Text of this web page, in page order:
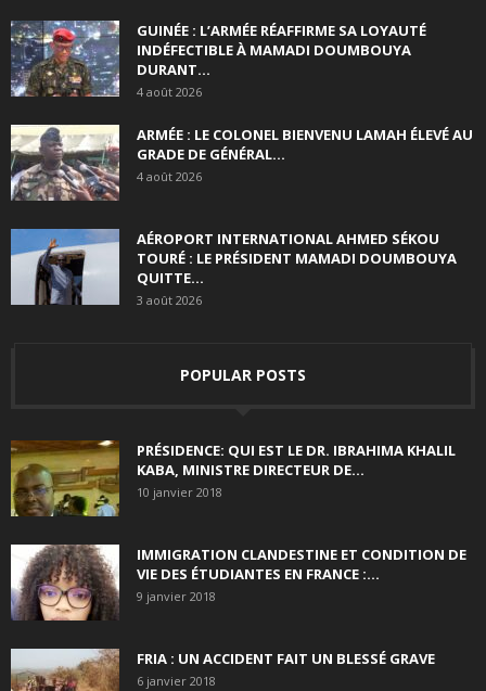
GUINÉE : L’ARMÉE RÉAFFIRME SA LOYAUTÉ
INDÉFECTIBLE À MAMADI DOUMBOUYA
DURANT...
4 août 2026
ARMÉE : LE COLONEL BIENVENU LAMAH ÉLEVÉ AU
GRADE DE GÉNÉRAL...
4 août 2026
AÉROPORT INTERNATIONAL AHMED SÉKOU
TOURÉ : LE PRÉSIDENT MAMADI DOUMBOUYA
QUITTE...
3 août 2026
POPULAR POSTS
PRÉSIDENCE: QUI EST LE DR. IBRAHIMA KHALIL
KABA, MINISTRE DIRECTEUR DE...
10 janvier 2018
IMMIGRATION CLANDESTINE ET CONDITION DE
VIE DES ÉTUDIANTES EN FRANCE :...
9 janvier 2018
FRIA : UN ACCIDENT FAIT UN BLESSÉ GRAVE
6 janvier 2018